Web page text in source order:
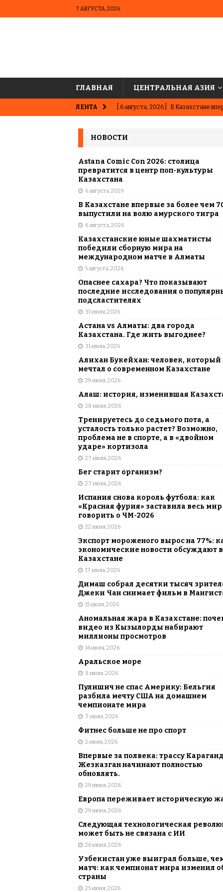
7 АВГУСТА, 2026
ГЛАВНАЯ ЦЕНТРАЛЬНАЯ АЗИЯ
ЛЕНТА [ 6 августа, 2026 ] В Казахстане
[ 5 августа, 2026 ] Казахстанские
матче в Алматы
[ 31 июля, 2026 ] Опаснее сахара?
подсластителях
[ 31 июля, 2026 ] Астана vs Алматы:
АЗИЯ
[ 6 августа, 2026 ] Astana Comic Con
КАЗАХСТАН
НОВОСТИ
Astana Comic Con 2026: столица
превратится в центр поп-культуры
Казахстана
6 августа, 2026
В Казахстане впервые за более чем
выпустили на волю амурского тигра
6 августа, 2026
Казахстанские юные шахматисты
победили сборную мира на
международном матче в Алматы
5 августа, 2026
Опаснее сахара? Что показывают
последние исследования о
подсластителях
31 июля, 2026
Астана vs Алматы: два города
Казахстана. Где жить выгоднее?
31 июля, 2026
Алихан Букейхан: человек, который
мечтал о современном Казахстане
29 июля, 2026
Алаш: история, изменившая
28 июля, 2026
Тренируетесь до седьмого пота, а
усталость только растет? Возможно,
проблема не в спорте, а в «двойном
ударе» кортизола
27 июля, 2026
Бег старит организм?
27 июля, 2026
Испания снова король футбола: как
«Красная фурия» заставила весь мир
говорить о ЧМ-2026
22 июля, 2026
Экспорт мороженого вырос на 77%:
экономические новости обсуждают в
Казахстане
17 июля, 2026
Димаш собрал десятки тысяч
Джеки Чан снимает фильм в
15 июля, 2026
Аномальная жара в Казахстане:
видео из Кызылорды набирают
миллионы просмотров
14 июля, 2026
Аральское море
8 июля, 2026
Пулишич не спас Америку: Бельгия
разбила мечту США на домашнем
чемпионате мира
7 июля, 2026
Фитнес больше не про спорт
2 июля, 2026
Впервые за полвека: трассу
Жезказган начинают полностью
обновлять.
29 июня, 2026
Европа переживает историческую
29 июня, 2026
Следующая технологическая
может быть не связана с ИИ
26 июня, 2026
Узбекистан уже выиграл больше,
матч: как чемпионат мира изменил
страны
25 июня, 2026